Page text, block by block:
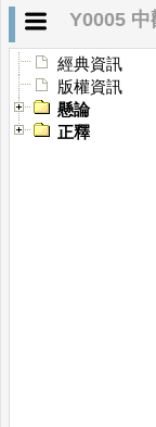
經典資訊
版權資訊
懸論
正釋